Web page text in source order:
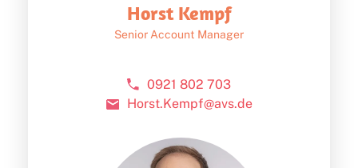
Horst Kempf
Senior Account Manager
0921 802 703
Horst.Kempf@avs.de